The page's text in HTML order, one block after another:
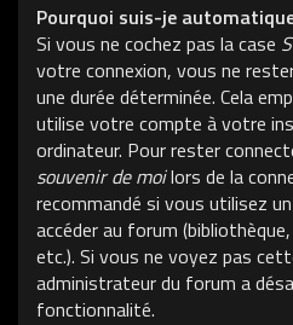
Pourquoi suis-je
Si vous ne cochez pas la case
votre connexion, vous ne
une durée déterminée. Cela
utilise votre compte à votre
ordinateur. Pour rester
souvenir de moilors de la
recommandé si vous utilisez
accéder au forum
etc.). Si vous ne voyez pas
administrateur du forum a
fonctionnalité.